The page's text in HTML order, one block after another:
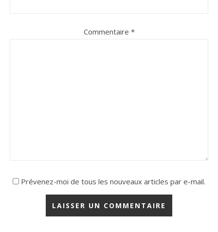
Commentaire *
Prévenez-moi de tous les nouveaux articles par e-mail.